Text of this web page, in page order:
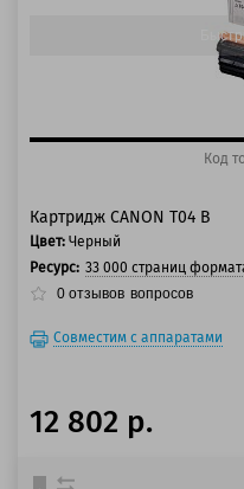
Код
Картридж CANON T04 B
Цвет: Черный
Ресурс: 33 000 страниц
0 отзывов вопросов
Совместим с аппаратами
12 802 р.